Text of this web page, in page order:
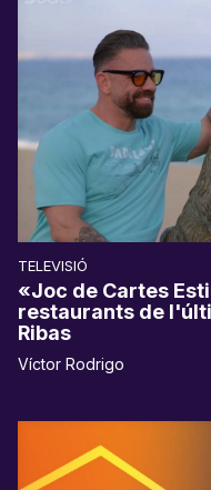
TELEVISIÓ
«Joc de Cartes
restaurants de
Ribas
Víctor Rodrigo